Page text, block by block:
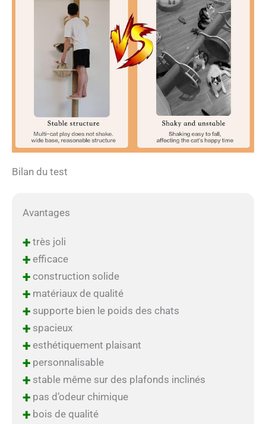
Bilan du test
Avantages
+très joli
+efficace
+construction solide
+matériaux de qualité
+supporte bien le poids des chats
+spacieux
+esthétiquement plaisant
+personnalisable
+stable même sur des plafonds inclinés
+pas d’odeur chimique
+bois de qualité